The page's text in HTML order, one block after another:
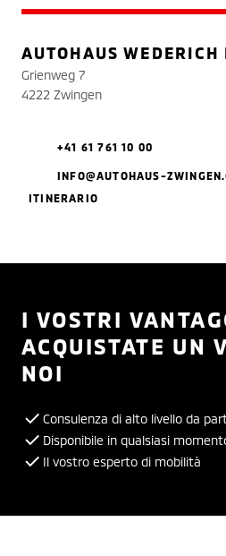
AUTOHAUS WEDERICH
Grienweg 7
4222 Zwingen
+41 61 761 10 00
INFO@AUTOHAUS-
ITINERARIO
I VOSTRI
ACQUISTATE UN
NOI
Consulenza di alto livello da
Disponibile in qualsiasi
Il vostro esperto di mobilità